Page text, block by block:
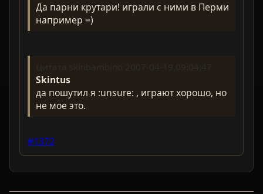
Да парни крутари! играли с ними в Перми
например =)
Skintus
да пошутил я :unsure: , играют хорошо, но
не мое это.
#1372